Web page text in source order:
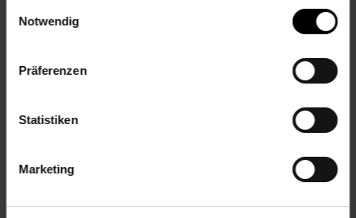
Notwendig
Präferenzen
Statistiken
Marketing
Schornsteinverkleidung (2 Teile)
Aluminiumfettfilter (2 Stück)
Maße: 59,8 x 63 x 48,5 cm (BxHxT)